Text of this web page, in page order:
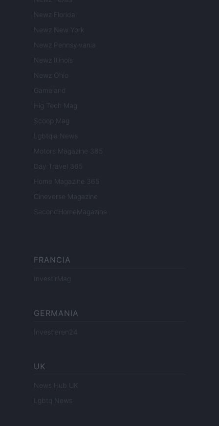
Newz Florida
Newz New York
Newz Pennsylvania
Newz Illinois
Newz Ohio
Gameland
Hig Tech Mag
Scoop Mag
Lgbtqia News
Motors Magazine 365
Day Travel 365
Home Magazine 365
Cineverse Magazine
SecondHomeMagazine
FRANCIA
InvestirMag
GERMANIA
Investieren24
UK
News Hub UK
Lgbtq News